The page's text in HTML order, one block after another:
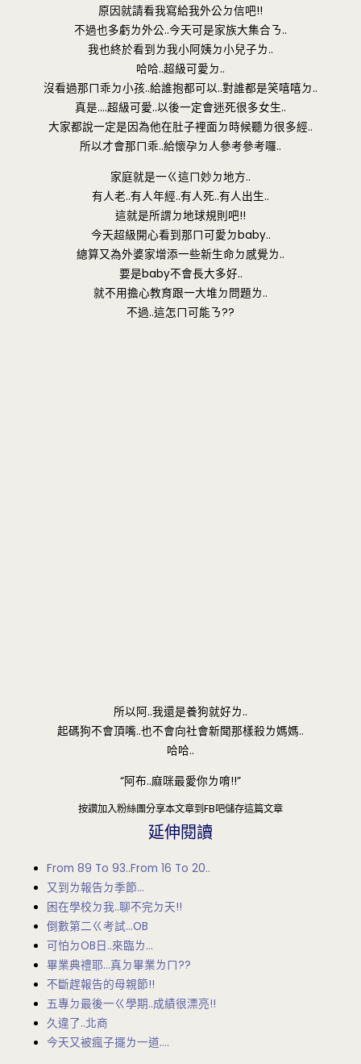
原因就請看我寫給我外公ㄉ信吧!!
不過也多虧ㄌ外公..今天可是家族大集合ㄋ..
我也終於看到ㄌ我小阿姨ㄉ小兒子ㄌ..
哈哈..超級可愛ㄉ..
沒看過那ㄇ乖ㄉ小孩..給誰抱都可以..對誰都是笑嘻嘻ㄉ..
真是….超級可愛..以後一定會迷死很多女生..
大家都說一定是因為他在肚子裡面ㄉ時候聽ㄌ很多經..
所以才會那ㄇ乖..給懷孕ㄉ人參考參考囉..
家庭就是一ㄍ這ㄇ妙ㄉ地方..
有人老..有人年經..有人死..有人出生..
這就是所謂ㄉ地球規則吧!!
今天超級開心看到那ㄇ可愛ㄉbaby..
總算又為外婆家增添一些新生命ㄉ感覺ㄌ..
要是baby不會長大多好..
就不用擔心教育跟一大堆ㄉ問題ㄌ..
不過..這怎ㄇ可能ㄋ??
所以阿..我還是養狗就好ㄌ..
起碼狗不會頂嘴..也不會向社會新聞那樣殺ㄌ媽媽..
哈哈..
“阿布..麻咪最愛你ㄌ唷!!”
按讚加入粉絲團分享本文章到FB吧儲存這篇文章
延伸閱讀
From 89 To 93..From 16 To 20..
又到ㄌ報告ㄉ季節…
困在學校ㄉ我..聊不完ㄉ天!!
倒數第二ㄍ考試…OB
可怕ㄉOB日..來臨ㄌ…
畢業典禮耶…真ㄉ畢業ㄌㄇ??
不斷趕報告的母親節!!
五專ㄉ最後一ㄍ學期..成績很漂亮!!
久違了..北商
今天又被瘋子擺ㄌ一道….